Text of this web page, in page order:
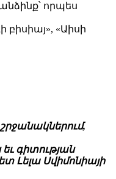
որպես
«Աիսի
գիտության
Լելա Սվիմոնիայի